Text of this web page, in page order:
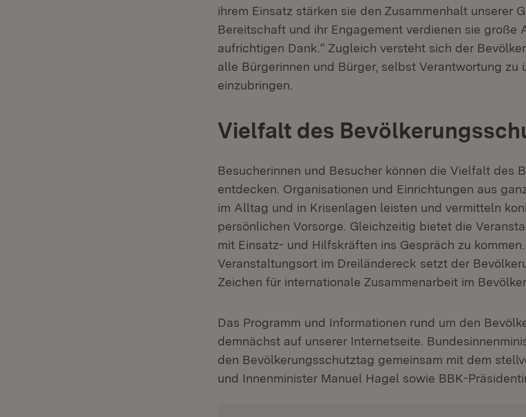
ihrem Einsatz stärken sie den Zusammenhalt unserer
Bereitschaft und ihr Engagement verdienen sie große
aufrichtigen Dank.“ Zugleich versteht sich der
alle Bürgerinnen und Bürger, selbst Verantwortung zu
einzubringen.
Vielfalt des
Besucherinnen und Besucher können die Vielfalt des
entdecken. Organisationen und Einrichtungen aus
im Alltag und in Krisenlagen leisten und vermitteln
persönlichen Vorsorge. Gleichzeitig bietet die
mit Einsatz- und Hilfskräften ins Gespräch zu
Veranstaltungsort im Dreiländereck setzt der
Zeichen für internationale Zusammenarbeit im
Das Programm und Informationen rund um den
demnächst auf unserer Internetseite.
den Bevölkerungsschutztag gemeinsam mit dem
und Innenminister Manuel Hagel sowie BBK-